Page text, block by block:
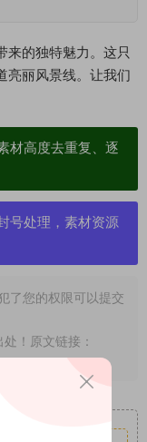
来的独特魅力。这只
亮丽风景线。让我们
材高度去重复、逐
号处理，素材资源
了您的权限可以提交
！原文链接：